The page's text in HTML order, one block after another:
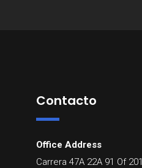
Contacto
Office Address
Carrera 47A 22A 91 Of 201